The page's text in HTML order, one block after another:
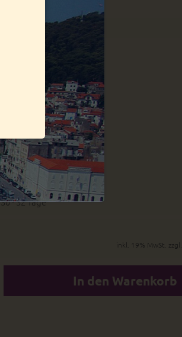
19 - 20 Tage
30 - 32 Tage
inkl. 19% MwSt. zzgl.
In den Warenkorb